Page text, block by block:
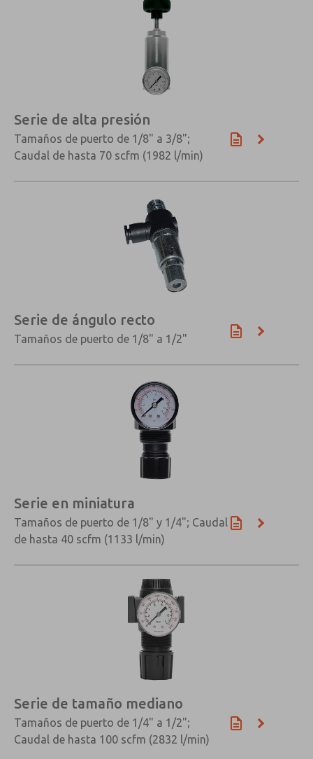
Serie de alta presión
Tamaños de puerto de 1/8" a 3/8";
Caudal de hasta 70 scfm (1982 l/min)
Serie de ángulo recto
Tamaños de puerto de 1/8" a 1/2"
Serie en miniatura
Tamaños de puerto de 1/8" y 1/4"; Caudal
de hasta 40 scfm (1133 l/min)
Serie de tamaño mediano
Tamaños de puerto de 1/4" a 1/2";
Caudal de hasta 100 scfm (2832 l/min)
×